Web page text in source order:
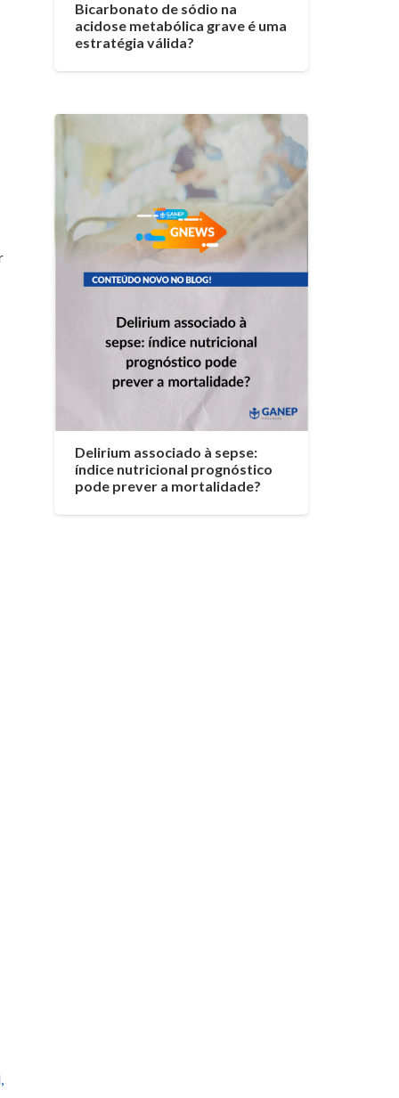
Bicarbonato de sódio na
acidose metabólica grave é uma
estratégia válida?
Delirium associado à sepse:
índice nutricional prognóstico
pode prever a mortalidade?